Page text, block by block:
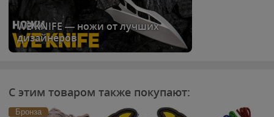
WE KNIFE — ножи от лучших
дизайнеров
С этим товаром также покупают:
Бронза